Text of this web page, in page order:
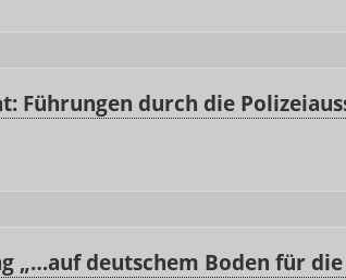
Führungen durch die
„…auf deutschem Boden für die